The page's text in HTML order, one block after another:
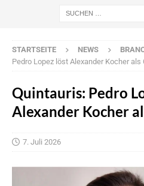
STARTSEITE NEWS
Pedro Lopez löst Alexander Kocher als
Quintauris: Pedro
Alexander Kocher
7. Juli 2026